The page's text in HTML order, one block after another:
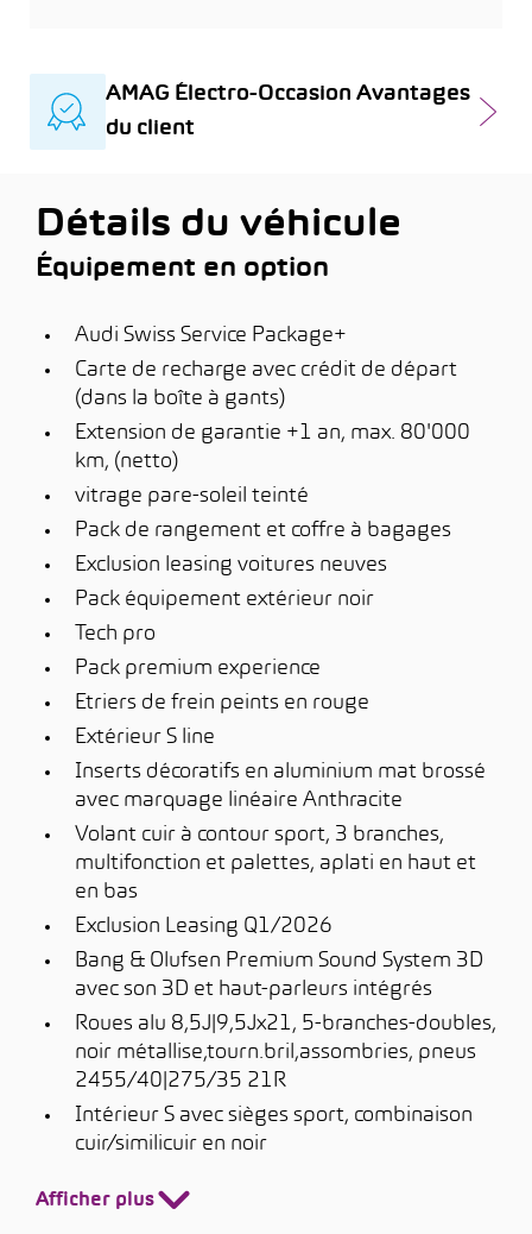
AMAG Électro-Occasion Avantages
du client
Détails du véhicule
Équipement en option
Audi Swiss Service Package+
Carte de recharge avec crédit de départ
(dans la boîte à gants)
Extension de garantie +1 an, max. 80'000
km, (netto)
vitrage pare-soleil teinté
Pack de rangement et coffre à bagages
Exclusion leasing voitures neuves
Pack équipement extérieur noir
Tech pro
Pack premium experience
Etriers de frein peints en rouge
Extérieur S line
Inserts décoratifs en aluminium mat brossé
avec marquage linéaire Anthracite
Volant cuir à contour sport, 3 branches,
multifonction et palettes, aplati en haut et
en bas
Exclusion Leasing Q1/2026
Bang & Olufsen Premium Sound System 3D
avec son 3D et haut-parleurs intégrés
Roues alu 8,5J|9,5Jx21, 5-branches-doubles,
noir métallise,tourn.bril,assombries, pneus
2455/40|275/35 21R
Intérieur S avec sièges sport, combinaison
cuir/similicuir en noir
Afficher plus